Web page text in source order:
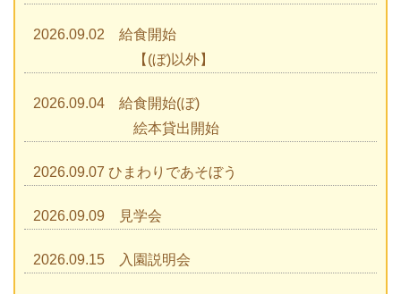
2026.09.02 給食開始
【(ぼ)以外】
2026.09.04 給食開始(ぼ)
絵本貸出開始
2026.09.07 ひまわりであそぼう
2026.09.09 見学会
2026.09.15 入園説明会